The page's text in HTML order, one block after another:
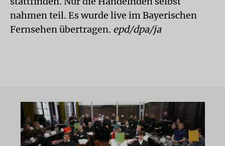
nahmen teil. Es wurde live im Bayerischen
Fernsehen übertragen. epd/dpa/ja